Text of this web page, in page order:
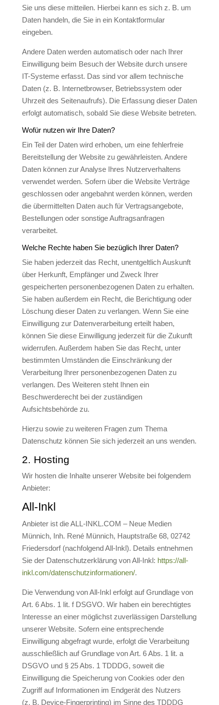
Sie uns diese mitteilen. Hierbei kann es sich z. B. um
Daten handeln, die Sie in ein Kontaktformular
eingeben.
Andere Daten werden automatisch oder nach Ihrer
Einwilligung beim Besuch der Website durch unsere
IT-Systeme erfasst. Das sind vor allem technische
Daten (z. B. Internetbrowser, Betriebssystem oder
Uhrzeit des Seitenaufrufs). Die Erfassung dieser Daten
erfolgt automatisch, sobald Sie diese Website betreten.
Wofür nutzen wir Ihre Daten?
Ein Teil der Daten wird erhoben, um eine fehlerfreie
Bereitstellung der Website zu gewährleisten. Andere
Daten können zur Analyse Ihres Nutzerverhaltens
verwendet werden. Sofern über die Website Verträge
geschlossen oder angebahnt werden können, werden
die übermittelten Daten auch für Vertragsangebote,
Bestellungen oder sonstige Auftragsanfragen
verarbeitet.
Welche Rechte haben Sie bezüglich Ihrer Daten?
Sie haben jederzeit das Recht, unentgeltlich Auskunft
über Herkunft, Empfänger und Zweck Ihrer
gespeicherten personenbezogenen Daten zu erhalten.
Sie haben außerdem ein Recht, die Berichtigung oder
Löschung dieser Daten zu verlangen. Wenn Sie eine
Einwilligung zur Datenverarbeitung erteilt haben,
können Sie diese Einwilligung jederzeit für die Zukunft
widerrufen. Außerdem haben Sie das Recht, unter
bestimmten Umständen die Einschränkung der
Verarbeitung Ihrer personenbezogenen Daten zu
verlangen. Des Weiteren steht Ihnen ein
Beschwerderecht bei der zuständigen
Aufsichtsbehörde zu.
Hierzu sowie zu weiteren Fragen zum Thema
Datenschutz können Sie sich jederzeit an uns wenden.
2. Hosting
Wir hosten die Inhalte unserer Website bei folgendem
Anbieter:
All-Inkl
Anbieter ist die ALL-INKL.COM – Neue Medien
Münnich, Inh. René Münnich, Hauptstraße 68, 02742
Friedersdorf (nachfolgend All-Inkl). Details entnehmen
Sie der Datenschutzerklärung von All-Inkl: https://all-
inkl.com/datenschutzinformationen/.
Die Verwendung von All-Inkl erfolgt auf Grundlage von
Art. 6 Abs. 1 lit. f DSGVO. Wir haben ein berechtigtes
Interesse an einer möglichst zuverlässigen Darstellung
unserer Website. Sofern eine entsprechende
Einwilligung abgefragt wurde, erfolgt die Verarbeitung
ausschließlich auf Grundlage von Art. 6 Abs. 1 lit. a
DSGVO und § 25 Abs. 1 TDDDG, soweit die
Einwilligung die Speicherung von Cookies oder den
Zugriff auf Informationen im Endgerät des Nutzers
(z. B. Device-Fingerprinting) im Sinne des TDDDG